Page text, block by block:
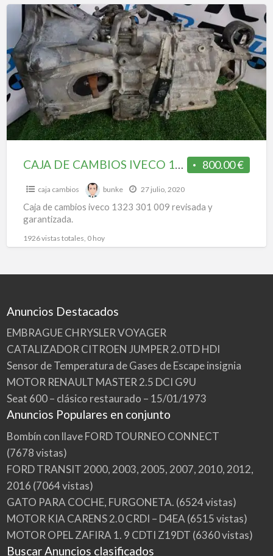
CAJA
DE
CAMBIOS
IVECO
1323
301
009
800.00 €
CAJA DE CAMBIOS IVECO 1323 301 009
caja cambios bunke 27 julio, 2020
Caja de cambios iveco 1323 301 009 revisada y
garantizada.
1926 vistas totales, 0 hoy
Anuncios Destacados
EMBRAGUE CHRYSLER VOYAGER
CATALIZADOR CITROEN JUMPER 2.0TD HDI
Sensor de Temperatura de Gases de Escape insignia
MOTOR RENAULT MASTER 2.5 DCI G9U
Seat 600 – clásico restaurado – 15/01/1973
Anuncios Populares en conjunto
Bombín con llave FORD TOURNEO CONNECT
(7678 vistas)
FORD TRANSIT 2000, 2003, 2005, 2007, 2010, 2012,
2016 (7064 vistas)
GATO PARA COCHE, FURGONETA. (6524 vistas)
MOTOR KIA CARENS 2.0 CRDI – D4EA (6515 vistas)
MOTOR OPEL ZAFIRA 1. 9 CDTI Z19DT (6360 vistas)
Buscar Anuncios clasificados